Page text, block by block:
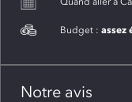
Budget : assez
Notre avis